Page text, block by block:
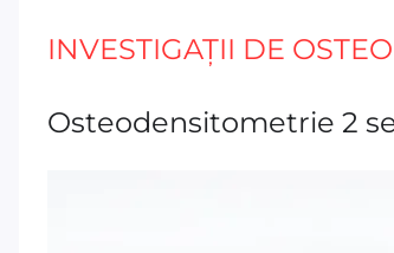
INVESTIGAȚII DE
Osteodensitometrie 2